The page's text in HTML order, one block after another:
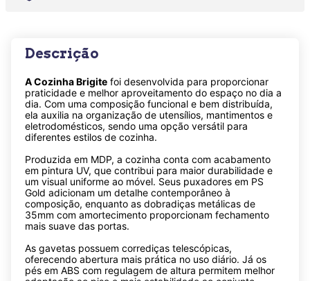
Descrição
A Cozinha Brigite foi desenvolvida para proporcionar
praticidade e melhor aproveitamento do espaço no dia a
dia. Com uma composição funcional e bem distribuída,
ela auxilia na organização de utensílios, mantimentos e
eletrodomésticos, sendo uma opção versátil para
diferentes estilos de cozinha.
Produzida em MDP, a cozinha conta com acabamento
em pintura UV, que contribui para maior durabilidade e
um visual uniforme ao móvel. Seus puxadores em PS
Gold adicionam um detalhe contemporâneo à
composição, enquanto as dobradiças metálicas de
35mm com amortecimento proporcionam fechamento
mais suave das portas.
As gavetas possuem corrediças telescópicas,
oferecendo abertura mais prática no uso diário. Já os
pés em ABS com regulagem de altura permitem melhor